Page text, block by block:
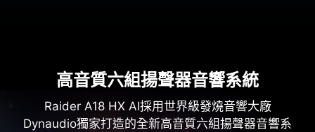
高音質六組揚聲器音響系統
Raider A18 HX AI採用世界級發燒音響大廠
Dynaudio獨家打造的全新高音質六組揚聲器音響系